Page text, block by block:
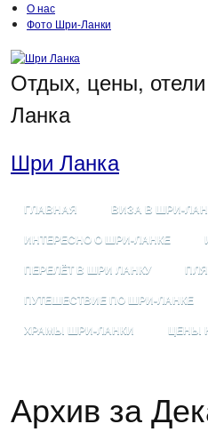
О нас
Фото Шри-Ланки
Отдых, цены,
Ланка
Шри Ланка
ГЛАВНАЯ ВИЗА В ШРИ-
ИНТЕРЕСНО О ШРИ-ЛАНКЕ
ПЕРЕЛЁТ В ШРИ ЛАНКУ
ПУТЕШЕСТВИЕ ПО ШРИ-ЛАНКЕ
ХРАМЫ ШРИ-ЛАНКИ
ЦЕНЫ
Архив за